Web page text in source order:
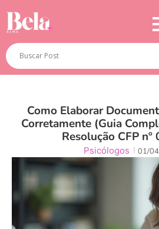
Como Elaborar
Corretamente (Guia
Resolução CFP nº
Psicólogos 01/